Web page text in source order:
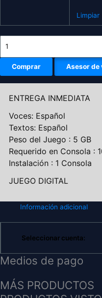
Limpiar
Comprar Asesor de
ENTREGA INMEDIATA
Voces: Español
Textos: Español
Peso del Juego : 5 GB
Requerido en Consola :
Instalación : 1 Consola
JUEGO DIGITAL
Información adicional
Seleccionar cuenta:
Medios de pago
MÁS PRODUCTOS